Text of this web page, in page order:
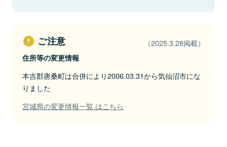
ご注意 （2025.3.28掲載）
住所等の変更情報
本吉郡唐桑町は合併により2006.03.31から気仙沼市にな
りました
宮城県の変更情報一覧 はこちら